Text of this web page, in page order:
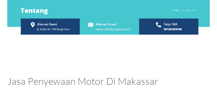
Jasa Penyewaan Motor Di Makassar